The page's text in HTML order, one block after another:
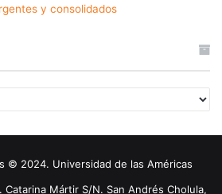
y consolidados
© 2024. Universidad de las Américas
Catarina Mártir S/N. San Andrés Cholula,